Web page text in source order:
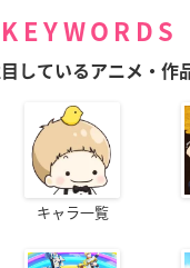
KEYWORDS
しているアニメ・作
キャラ一覧